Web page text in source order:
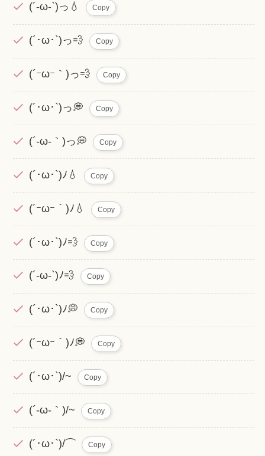
(´-ω-`)っ💧 Copy
(´･ω･`)っ💨 Copy
(´ｰωｰ｀)っ💨 Copy
(´･ω･`)っ💭 Copy
(´-ω-｀)っ💭 Copy
(´･ω･`)ﾉ💧 Copy
(´ｰωｰ｀)ﾉ💧 Copy
(´･ω･`)ﾉ💨 Copy
(´-ω-`)ﾉ💨 Copy
(´･ω･`)ﾉ💭 Copy
(´ｰωｰ｀)ﾉ💭 Copy
(´･ω･`)/~ Copy
(´-ω-｀)/~ Copy
(´･ω･`)/⌒ Copy